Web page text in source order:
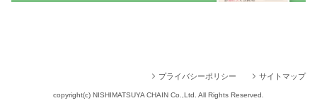
プライバシーポリシー サイトマップ
copyright(c) NISHIMATSUYA CHAIN Co.,Ltd. All Rights Reserved.